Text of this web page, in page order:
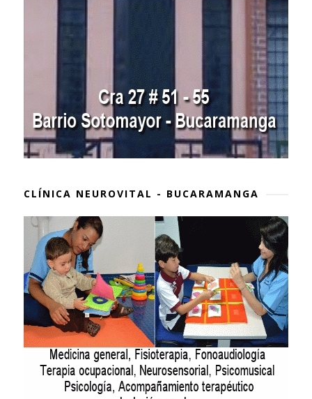
CLÍNICA NEUROVITAL - BUCARAMANGA